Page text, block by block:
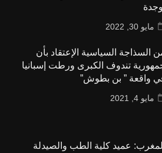
مايو 30, 2022
السذاجة السياسية الإعتقاد بأن
تندوف الكبرى ورطت إسبانيا
واقعة ” بن بطوش”
مايو 4, 2021
المغرب: عميد كلية الطب والصيدلة